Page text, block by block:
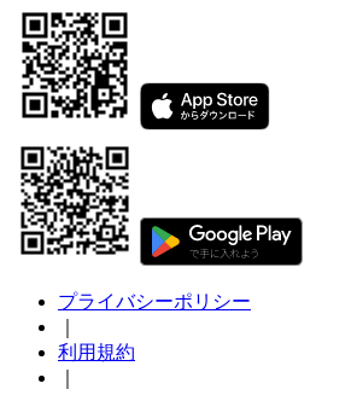
プライバシーポリシー
利用規約